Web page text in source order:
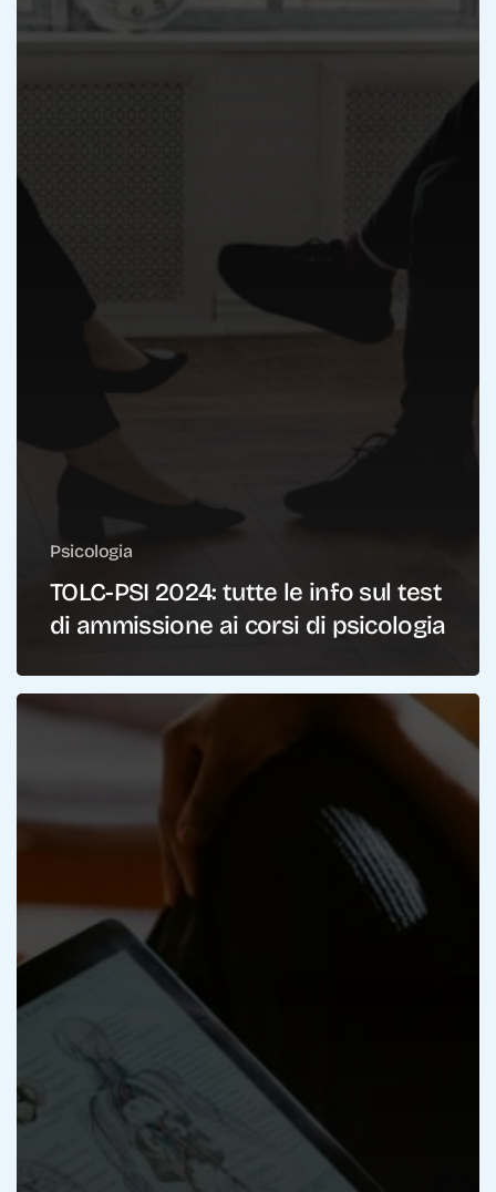
Psicologia
TOLC-PSI 2024: tutte le info sul test
di ammissione ai corsi di psicologia